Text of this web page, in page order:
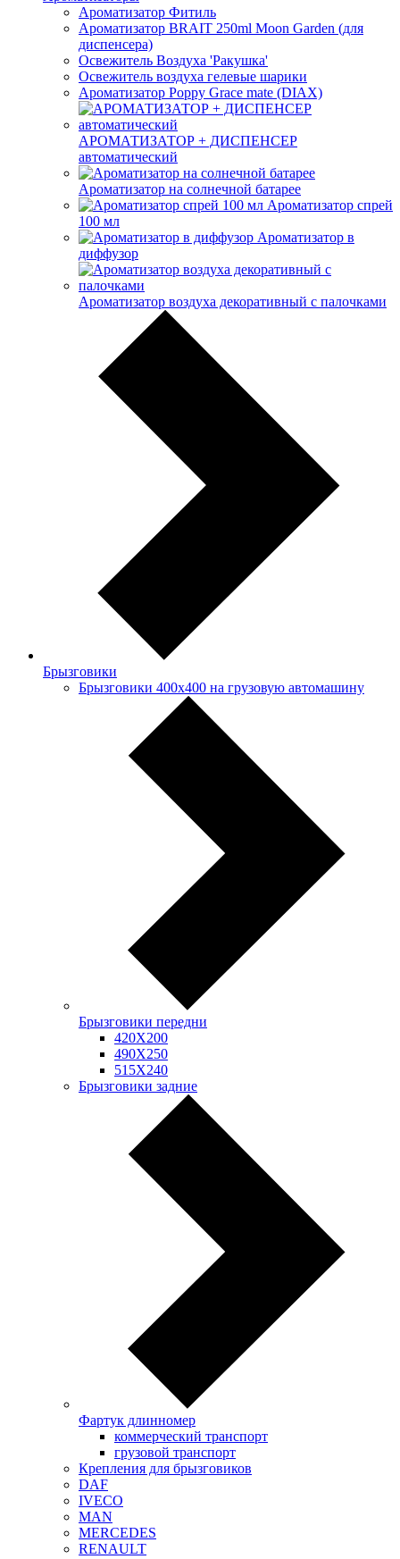
Ароматизатор Фитиль
Ароматизатор BRAIT 250ml Moon Garden (для
диспенсера)
Освежитель Воздуха 'Ракушка'
Освежитель воздуха гелевые шарики
Ароматизатор Poppy Grace mate (DIAX)
АРОМАТИЗАТОР + ДИСПЕНСЕР
автоматический
Ароматизатор на солнечной батарее
Ароматизатор спрей
100 мл
Ароматизатор в
диффузор
Ароматизатор воздуха декоративный с палочками
Брызговики
Брызговики 400х400 на грузовую автомашину
Брызговики передни
420Х200
490Х250
515Х240
Брызговики задние
Фартук длинномер
коммерческий транспорт
грузовой транспорт
Крепления для брызговиков
DAF
IVECO
MAN
MERCEDES
RENAULT